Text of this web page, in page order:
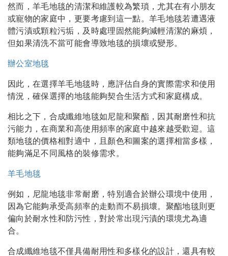
然而，羊毛地毯的清潔和維護較為繁瑣，尤其在有小朋友
或寵物的家庭中，更要考慮到這一點。羊毛地毯若遭遇液
體污漬或顆粒污垢，及時處理固然能夠減輕清潔的麻煩，
但如果清洗不當可能會導致地毯的損壞或變形。
辦公室地毯
因此，在選擇羊毛地毯時，應評估自身的實際需求和使用
情況，確保選擇的地毯能夠契合生活方式和家庭構成。
相比之下，合成纖維地毯如尼龍和聚酯，因其耐磨性和抗
污能力，在商業和高使用頻率的家庭中越來越受歡迎。這
類地毯的價格相對適中，且顏色和圖案的選擇相當多樣，
能夠滿足不同風格的裝修需求。
羊毛地毯
例如，尼龍地毯非常耐磨，特別適合於辦公環境中使用，
因為它能夠承受高頻率的走動而不易損壞。聚酯地毯則更
偏向於耐水性和防污性，對於常出現污漬的環境尤為適
合。
合成纖維地毯不僅具備耐用性和多樣化的設計，還具有較